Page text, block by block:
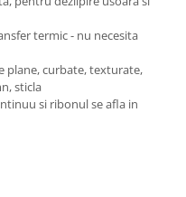
termic - nu necesita
plane, curbate, texturate,
sticla
si ribonul se afla in